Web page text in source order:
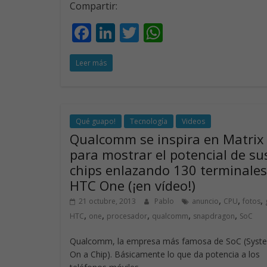
Compartir:
F
ac
e
o
o
k
Li
dI
n
T
A
p
p
Leer más
Qué guapo! Tecnología Videos
Qualcomm se inspira en Matrix
para mostrar el potencial de
chips enlazando 130 terminales
HTC One (¡en vídeo!)
21 octubre, 2013 Pablo anuncio, CPU, fotos,
HTC, one, procesador, qualcomm, snapdragon, SoC
Qualcomm, la empresa más famosa de SoC
On a Chip). Básicamente lo que da potencia a los